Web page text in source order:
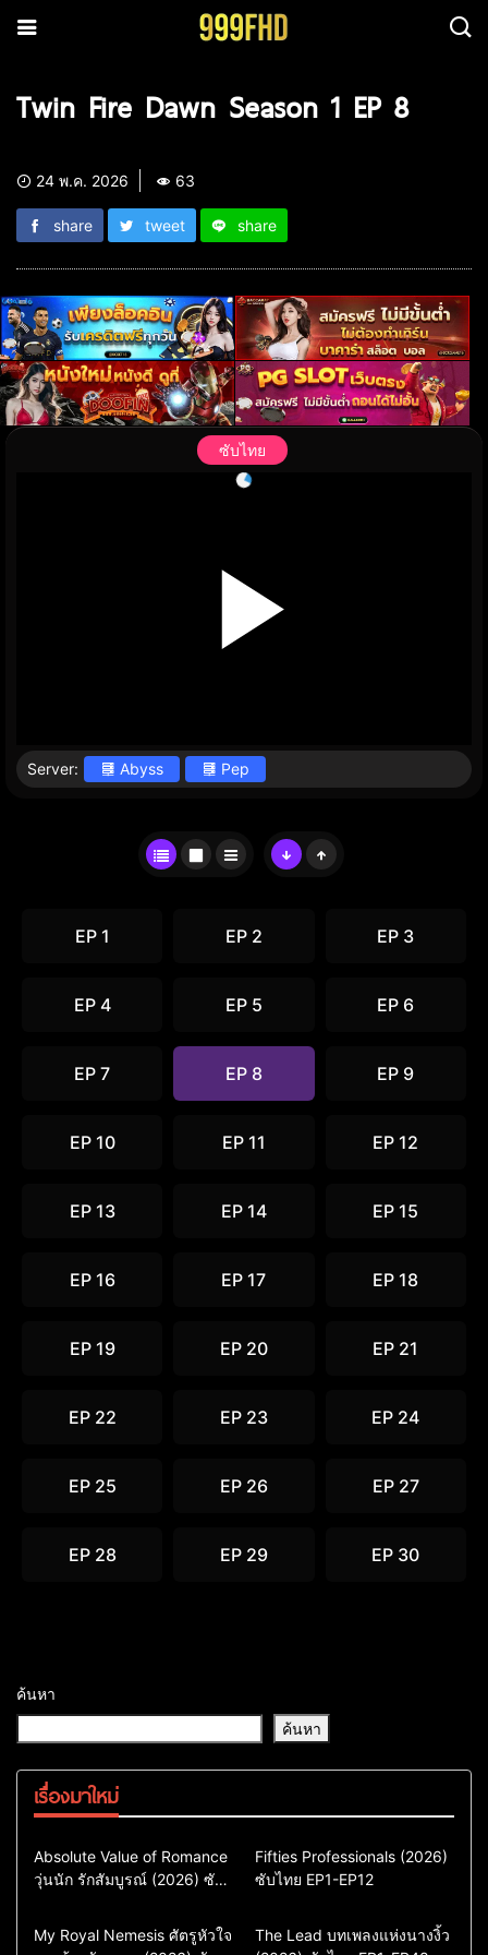
Twin Fire Dawn Season 1 EP 8
24 พ.ค. 2026 63
share tweet share
ซับไทย
Server: Abyss Pep
EP 1 EP 2 EP 3
EP 4 EP 5 EP 6
EP 7 EP 8 EP 9
EP 10 EP 11 EP 12
EP 13 EP 14 EP 15
EP 16 EP 17 EP 18
EP 19 EP 20 EP 21
EP 22 EP 23 EP 24
EP 25 EP 26 EP 27
EP 28 EP 29 EP 30
ค้นหา
ค้นหา
เรื่องมาใหม่
Comedy
Drama
ซีรี่ย์เกาหลี
ซีรี่ย์เกาหลีพากย์ไทย
Absolute Value of Romance
วุ่นนัก รักสัมบูรณ์ (2026) ซับ
Action & Adventure
Comedy
Drama
ซีรี่ย์เกาหลีซับไทย
Fifties Professionals (2026)
ซับไทย EP1-EP12
Comedy
Drama
My Royal Nemesis ศัตรูหัวใจ
Drama
ซีรี่ย์จีน
The Lead บทเพลงแห่งนางงิ้ว